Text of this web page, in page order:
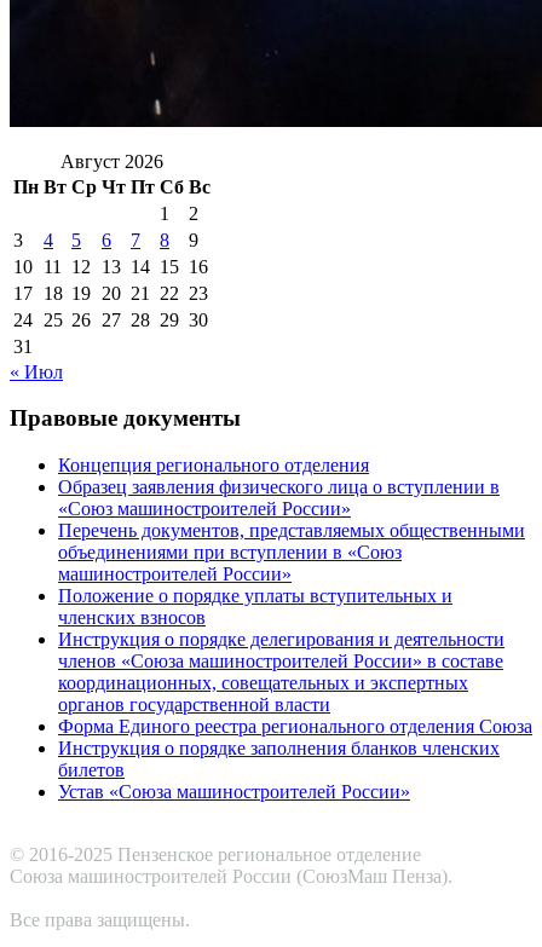
Август 2026
Пн Вт Ср Чт Пт Сб Вс
1
2
3
4 5 6 7 8
9
10 11 12 13 14 15 16
17 18 19 20 21 22 23
24 25 26 27 28 29 30
31
« Июл
Правовые документы
Концепция регионального отделения
Образец заявления физического лица о вступлении в
«Союз машиностроителей России»
Перечень документов, представляемых общественными
объединениями при вступлении в «Союз
машиностроителей России»
Положение о порядке уплаты вступительных и
членских взносов
Инструкция о порядке делегирования и деятельности
членов «Союза машиностроителей России» в составе
координационных, совещательных и экспертных
органов государственной власти
Форма Единого реестра регионального отделения Союза
Инструкция о порядке заполнения бланков членских
билетов
Устав «Союза машиностроителей России»
© 2016-2025 Пензенское региональное отделение
Cоюза машиностроителей России (СоюзМаш Пенза).
Все права защищены.